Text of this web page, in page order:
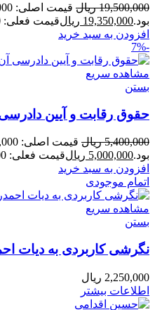
19,500,000 ریال
بود.19,350,000 ریالقیمت فعلی: 19,350,000 ریال.
افزودن به سبد خرید
-7%
مشاهده سریع
بستن
حقوق رقابت و آیین
5,400,000 ریال
بود.5,000,000 ریالقیمت فعلی: 5,000,000 ریال.
افزودن به سبد خرید
اتمام موجودی
مشاهده سریع
بستن
نگرشی کاربردی به دیات
2,250,000 ریال
اطلاعات بیشتر